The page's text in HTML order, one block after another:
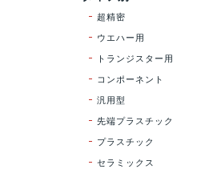
超精密
ウエハー用
トランジスター用
コンポーネント
汎用型
先端プラスチック
プラスチック
セラミックス